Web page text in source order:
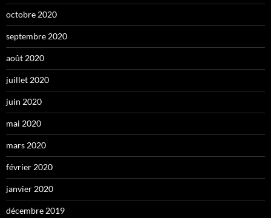
octobre 2020
septembre 2020
août 2020
juillet 2020
juin 2020
mai 2020
mars 2020
février 2020
janvier 2020
décembre 2019